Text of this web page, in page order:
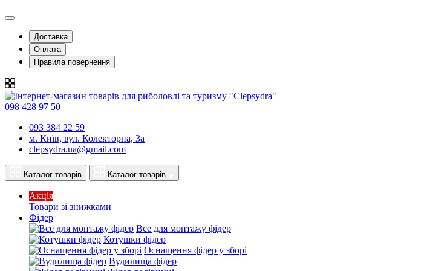
Доставка
Оплата
Правила повернення
098 428 97 50
093 384 22 59
м. Київ, вул. Колекторна, 3а
clepsydra.ua@gmail.com
Каталог товарів Каталог товарів
Акція
Товари зі знижками
Фідер
Все для монтажу фідер
Котушки фідер
Оснащення фідер у зборі
Вудилища фідер